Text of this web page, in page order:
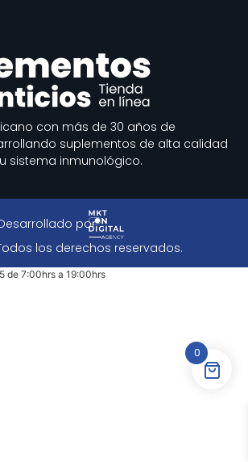
con más de 30 años de
suplementos de alta calidad
sistema inmunológico.
los derechos reservados.
por
0
de 7:00hrs a 19:00hrs